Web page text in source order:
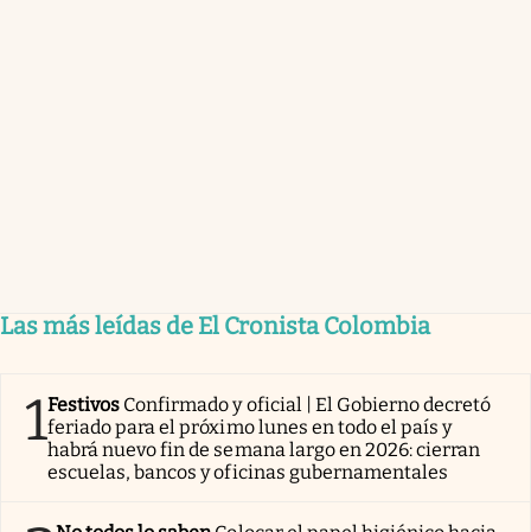
Las más leídas de El Cronista Colombia
1Festivos Confirmado y oficial | El Gobierno decretó
feriado para el próximo lunes en todo el país y
habrá nuevo fin de semana largo en 2026: cierran
escuelas, bancos y oficinas gubernamentales